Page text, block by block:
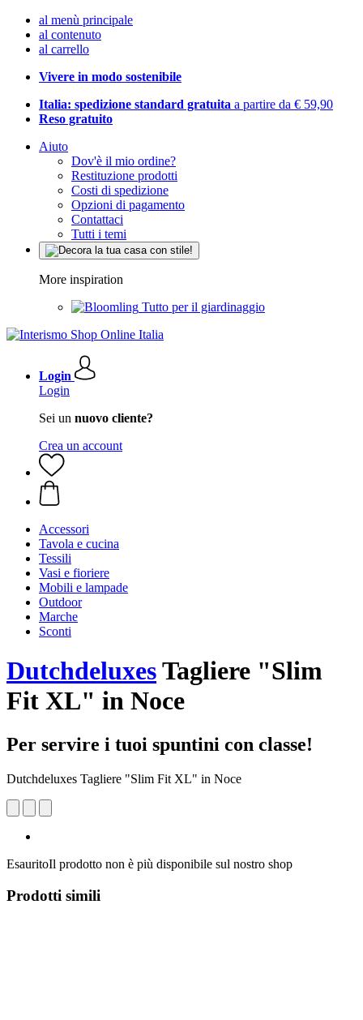
al menù principale
al contenuto
al carrello
Vivere in modo sostenibile
Italia: spedizione standard gratuita a partire da € 59,90
Reso gratuito
Aiuto
Dov'è il mio ordine?
Restituzione prodotti
Costi di spedizione
Opzioni di pagamento
Contattaci
Tutti i temi
More inspiration
Tutto per il giardinaggio
Login
Login
Sei un nuovo cliente?
Crea un account
Accessori
Tavola e cucina
Tessili
Vasi e fioriere
Mobili e lampade
Outdoor
Marche
Sconti
DutchdeluxesTagliere "Slim
Fit XL" in Noce
Per servire i tuoi spuntini con classe!
Dutchdeluxes Tagliere "Slim Fit XL" in Noce
EsauritoIl prodotto non è più disponibile sul nostro shop
Prodotti simili